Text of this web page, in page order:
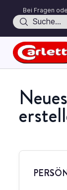
Bei Fragen
Suche